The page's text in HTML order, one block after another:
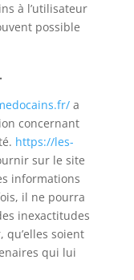
à l’utilisateur
possible
a
concernant
https://les-
sur le site
informations
il ne pourra
inexactitudes
qu’elles soient
qui lui